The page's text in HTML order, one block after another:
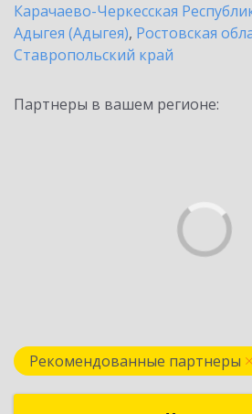
Карачаево-Черкесская
Адыгея (Адыгея), Ростовская
Ставропольский край
Партнеры в вашем регионе:
Рекомендованные партнеры